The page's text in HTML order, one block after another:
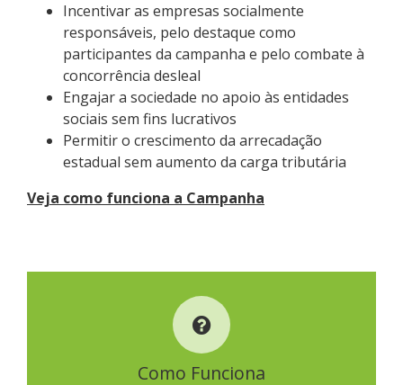
Incentivar as empresas socialmente
responsáveis, pelo destaque como
participantes da campanha e pelo combate à
concorrência desleal
Engajar a sociedade no apoio às entidades
sociais sem fins lucrativos
Permitir o crescimento da arrecadação
estadual sem aumento da carga tributária
Veja como funciona a Campanha
Como Funciona
COMO FUNCIONA
SAIBA MAIS